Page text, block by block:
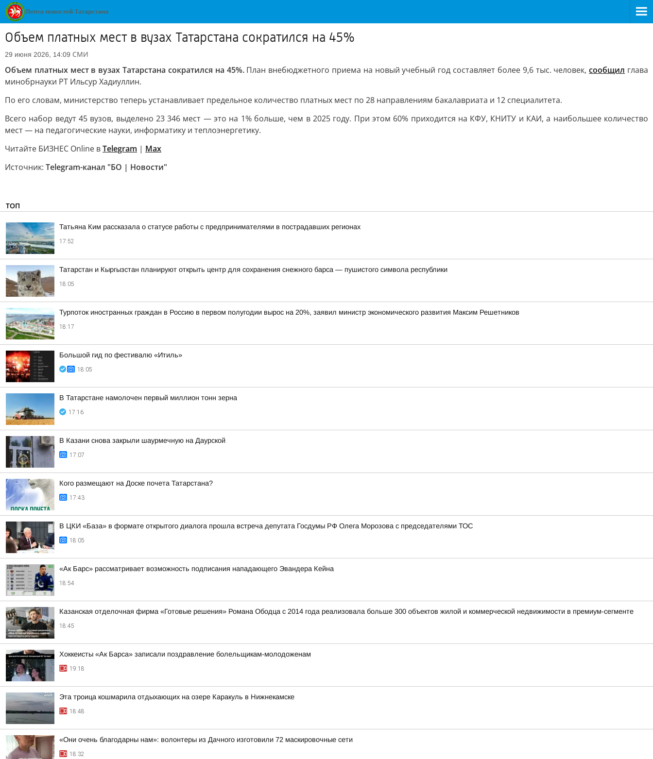
Объем платных мест в вузах Татарстана сократился на 45%
29 июня 2026, 14:09 СМИ
Объем платных мест в вузах Татарстана сократился на 45%.План внебюджетного приема на новый учебный год составляет более 9,6 тыс. человек,сообщил глава
минобрнауки РТ Ильсур Хадиуллин.
По его словам, министерство теперь устанавливает предельное количество платных мест по 28 направлениям бакалавриата и 12 специалитета.
Всего набор ведут 45 вузов, выделено 23 346 мест — это на 1% больше, чем в 2025 году. При этом 60% приходится на КФУ, КНИТУ и КАИ, а наибольшее количество
мест — на педагогические науки, информатику и теплоэнергетику.
Читайте БИЗНЕС Online вTelegram | Max
Источник: Telegram-канал "БО | Новости"
ТОП
Татьяна Ким рассказала о статусе работы с предпринимателями в пострадавших регионах
17:52
Татарстан и Кыргызстан планируют открыть центр для сохранения снежного барса — пушистого символа республики
18:05
Турпоток иностранных граждан в Россию в первом полугодии вырос на 20%, заявил министр экономического развития Максим Решетников
18:17
Большой гид по фестивалю «Итиль»
18:05
В Татарстане намолочен первый миллион тонн зерна
17:16
В Казани снова закрыли шаурмечную на Даурской
17:07
Кого размещают на Доске почета Татарстана?
17:43
В ЦКИ «База» в формате открытого диалога прошла встреча депутата Госдумы РФ Олега Морозова с председателями ТОС
18:05
«Ак Барс» рассматривает возможность подписания нападающего Эвандера Кейна
18:54
Казанская отделочная фирма «Готовые решения» Романа Ободца с 2014 года реализовала больше 300 объектов жилой и коммерческой недвижимости в премиум-сегменте
18:45
Хоккеисты «Ак Барса» записали поздравление болельщикам-молодоженам
19:18
Эта троица кошмарила отдыхающих на озере Каракуль в Нижнекамске
18:48
«Они очень благодарны нам»: волонтеры из Дачного изготовили 72 маскировочные сети
18:32